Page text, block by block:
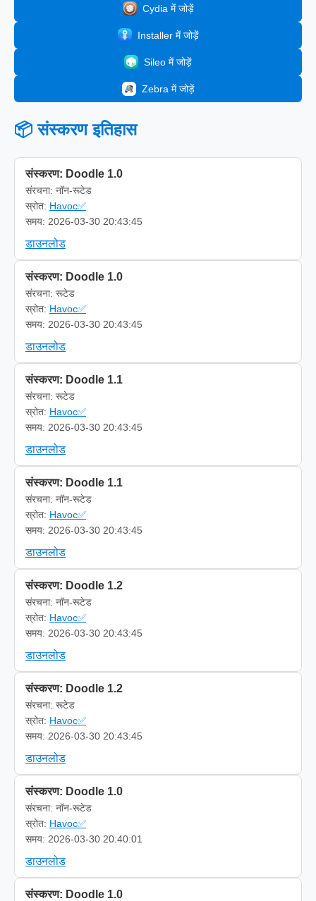
Cydia में जोड़ें
Installer में जोड़ें
Sileo में जोड़ें
Zebra में जोड़ें
📦 संस्करण इतिहास
संस्करण: Doodle 1.0
संरचना: नॉन-रूटेड
स्रोत: Havoc✅
समय: 2026-03-30 20:43:45
डाउनलोड
संस्करण: Doodle 1.0
संरचना: रूटेड
स्रोत: Havoc✅
समय: 2026-03-30 20:43:45
डाउनलोड
संस्करण: Doodle 1.1
संरचना: रूटेड
स्रोत: Havoc✅
समय: 2026-03-30 20:43:45
डाउनलोड
संस्करण: Doodle 1.1
संरचना: नॉन-रूटेड
स्रोत: Havoc✅
समय: 2026-03-30 20:43:45
डाउनलोड
संस्करण: Doodle 1.2
संरचना: नॉन-रूटेड
स्रोत: Havoc✅
समय: 2026-03-30 20:43:45
डाउनलोड
संस्करण: Doodle 1.2
संरचना: रूटेड
स्रोत: Havoc✅
समय: 2026-03-30 20:43:45
डाउनलोड
संस्करण: Doodle 1.0
संरचना: नॉन-रूटेड
स्रोत: Havoc✅
समय: 2026-03-30 20:40:01
डाउनलोड
संस्करण: Doodle 1.0